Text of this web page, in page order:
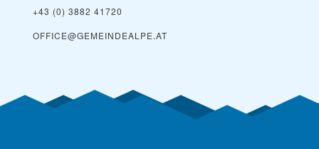
+43 (0) 3882 41720
OFFICE@GEMEINDEALPE.AT